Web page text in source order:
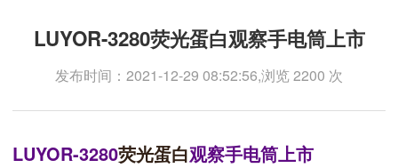
LUYOR-3280荧光蛋白观察手电筒上市
发布时间：2021-12-29 08:52:56,浏览 2200 次
LUYOR-3280荧光蛋白观察手电筒上市